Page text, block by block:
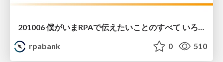
rpabank
0 510